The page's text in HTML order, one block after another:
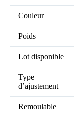
Couleur
Poids
Lot disponible
Type
d’ajustement
Remoulable